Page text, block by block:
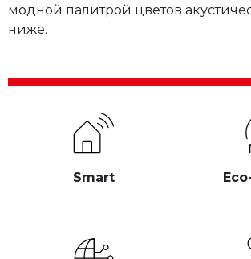
модной палитрой цветов
ниже.
Smart